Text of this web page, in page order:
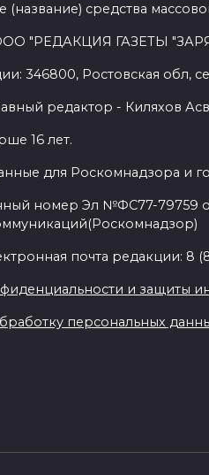
(название) средства
"РЕДАКЦИЯ ГАЗЕТЫ
346800, Ростовская обл,
редактор - Киляхов
16 лет.
для Роскомнадзора и
номер Эл №ФС77-79759
почта редакции: 8
и защиты
персональных